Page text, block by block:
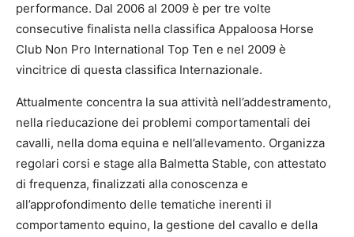
performance. Dal 2006 al 2009 è per tre volte
consecutive finalista nella classifica Appaloosa Horse
Club Non Pro International Top Ten e nel 2009 è
vincitrice di questa classifica Internazionale.
Attualmente concentra la sua attività nell’addestramento,
nella rieducazione dei problemi comportamentali dei
cavalli, nella doma equina e nell’allevamento. Organizza
regolari corsi e stage alla Balmetta Stable, con attestato
di frequenza, finalizzati alla conoscenza e
all’approfondimento delle tematiche inerenti il
comportamento equino, la gestione del cavallo e della